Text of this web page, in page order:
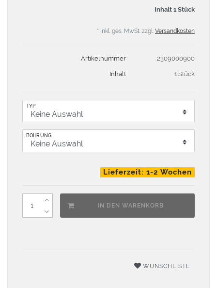
Inhalt 1 Stück
* inkl. ges. MwSt. zzgl. Versandkosten
Artikelnummer 2309000900
Inhalt 1 Stück
TYP
BOHRUNG
Lieferzeit: 1-2 Wochen
IN DEN WARENKORB
WUNSCHLISTE